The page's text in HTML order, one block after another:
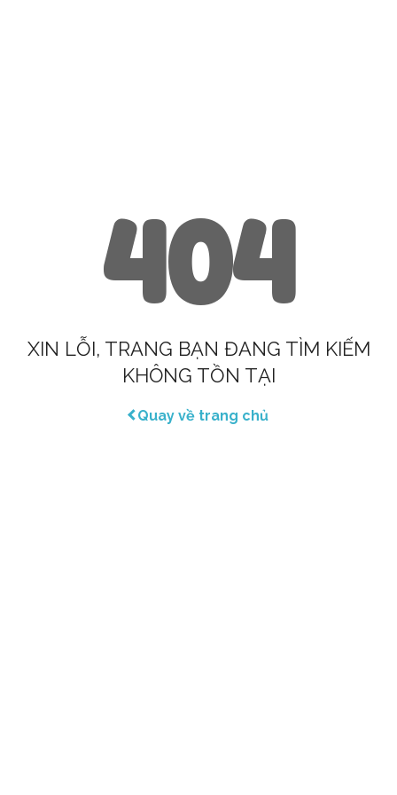
404
XIN LỖI, TRANG BẠN ĐANG TÌM KIẾM
KHÔNG TỒN TẠI
Quay về trang chủ